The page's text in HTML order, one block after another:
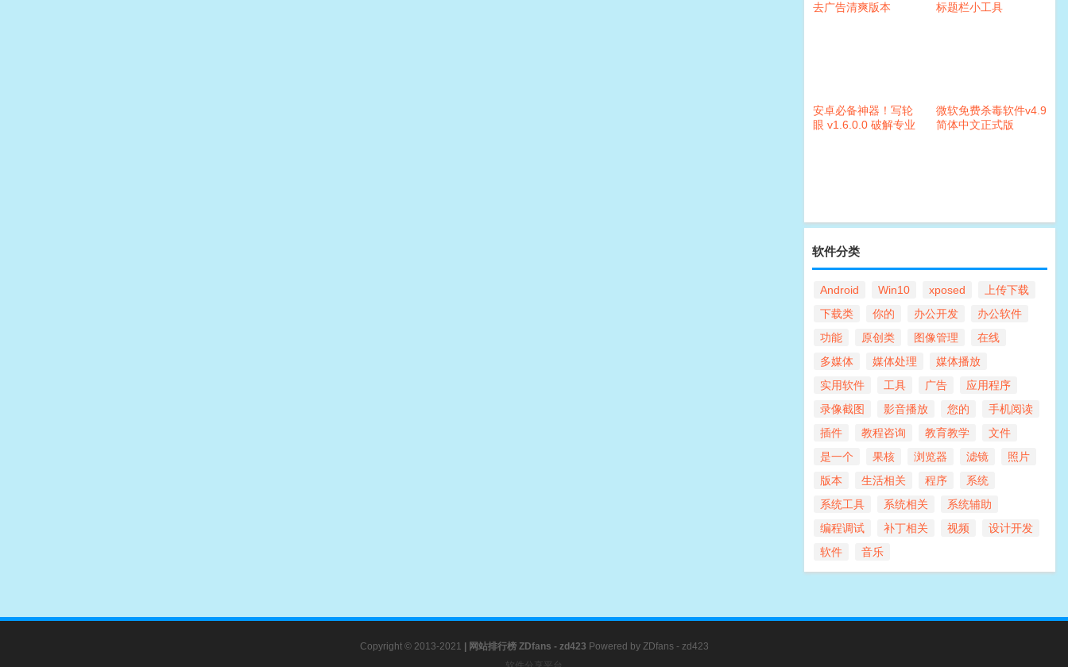
去广告清爽版本
标题栏小工具
安卓必备神器！写轮
眼 v1.6.0.0 破解专业
微软免费杀毒软件v4.9
简体中文正式版
软件分类
Android Win10 xposed
上传下载
下载类
你的 办公开发
办公软件
功能
原创类 图像管理
在线
多媒体
媒体处理
媒体播放
实用软件
工具 广告
应用程序
录像截图
影音播放 您的
手机阅读
插件
教程咨询 教育教学
文件
是一个
果核 浏览器 滤镜
照片
版本
生活相关 程序
系统
系统工具
系统相关
系统辅助
编程调试
补丁相关 视频
设计开发
软件
音乐
Copyright © 2013-2021 网站排行榜ZDfans - zd423 Powered by ZDfans - zd423